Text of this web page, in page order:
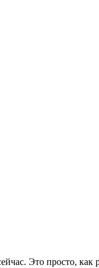
Это просто, как